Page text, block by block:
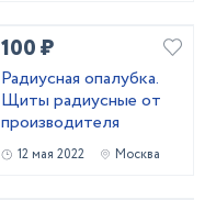
100 ₽
Радиусная опалубка.
Щиты радиусные от
производителя
12 мая 2022 Москва